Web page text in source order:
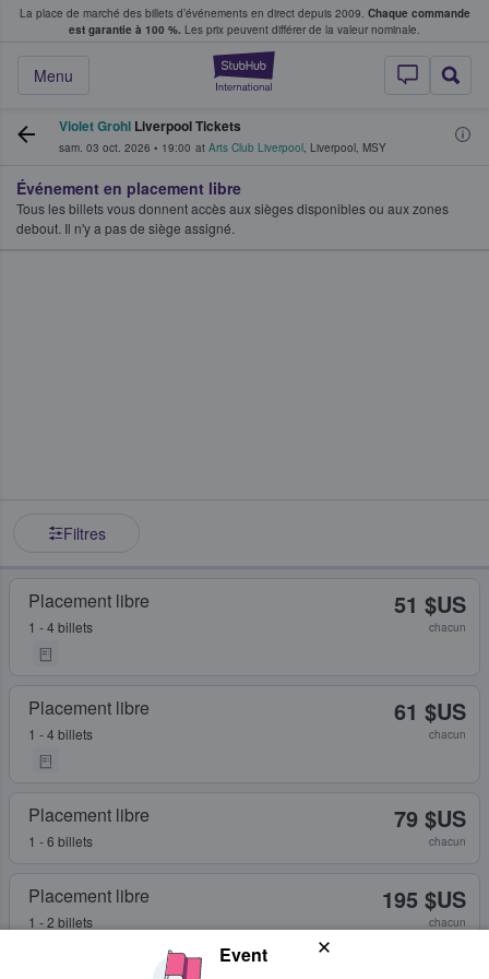
La place de marché des billets d’événements en direct depuis 2009. Chaque commande
est garantie à 100 %. Les prix peuvent différer de la valeur nominale.
StubHub - Où
Menu
fans achètent et vendent des billets
Violet Grohl Liverpool Tickets
sam. 03 oct. 2026 • 19:00 at Arts Club Liverpool, Liverpool, MSY
Événement en placement libre
Tous les billets vous donnent accès aux sièges disponibles ou aux zones
debout. Il n'y a pas de siège assigné.
Filtres
Placement libre
1 - 4 billets
51 $US
chacun
Placement libre
1 - 4 billets
61 $US
chacun
Placement libre
1 - 6 billets
79 $US
chacun
Placement libre
1 - 2 billets
195 $US
chacun
Event